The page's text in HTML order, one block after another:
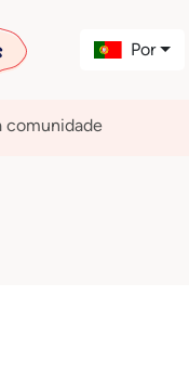
Por
comunidade